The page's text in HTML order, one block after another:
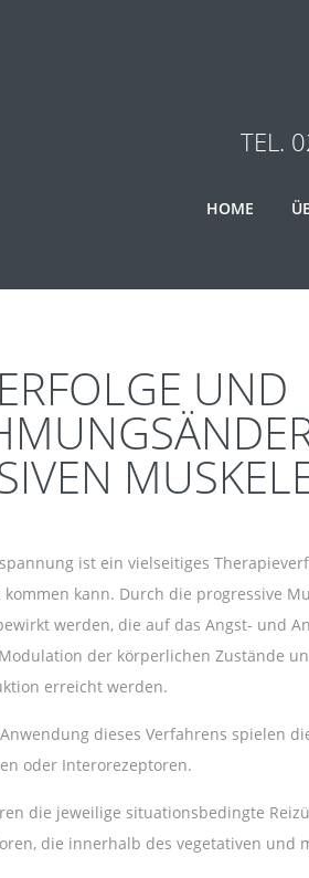
TEL.
HOME
UND
ist ein vielseitiges
kann. Durch die progressive
werden, die auf das Angst- und
der körperlichen Zustände
erreicht werden.
dieses Verfahrens spielen
oder Interorezeptoren.
die jeweilige situationsbedingte
die innerhalb des vegetativen und